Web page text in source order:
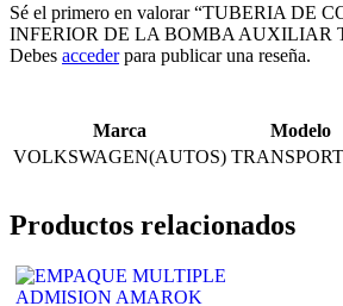
Sé el primero en valorar “TUBERIA DE
INFERIOR DE LA BOMBA AUXILIAR
Debes accederpara publicar una reseña.
Marca Modelo
VOLKSWAGEN(AUTOS)
Productos relacionados